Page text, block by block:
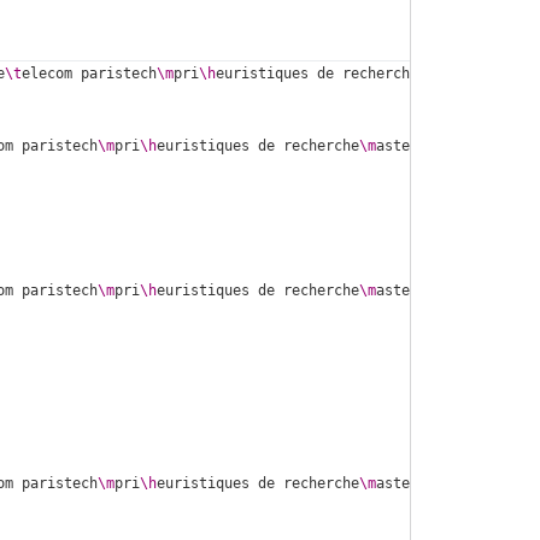
\telecom paristech\mpri\heuristiques de recherche
paristech\mpri\heuristiques de recherche\mastermind
paristech\mpri\heuristiques de recherche\mastermind
paristech\mpri\heuristiques de recherche\mastermind